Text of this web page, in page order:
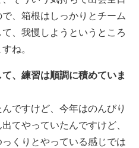
、箱根はしっかりとチーム
、我慢しようというところ
ね。
、練習は順調に積めていま
ですけど、今年はのんびり
てやっていたんですけど、
くりとやっている感じでは